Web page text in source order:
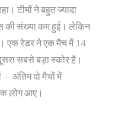
टीमों ने बहुत ज्यादा
की संख्या कम हुई। लेकिन
एक रेडर ने एक मैच में 14
सबसे बड़ा स्कोर है।
— अंतिम दो मैचों में
लोग आए।